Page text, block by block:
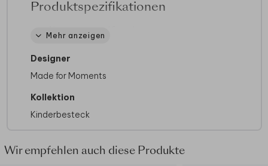
Produktspezifikationen
Abmessungen:
Stabiler Kunststoff
BPA frei:
verkauft
Pflege:
Mehr anzeigen
Designer
Made for Moments
Kollektion
Kinderbesteck
Wir empfehlen auch diese Produkte